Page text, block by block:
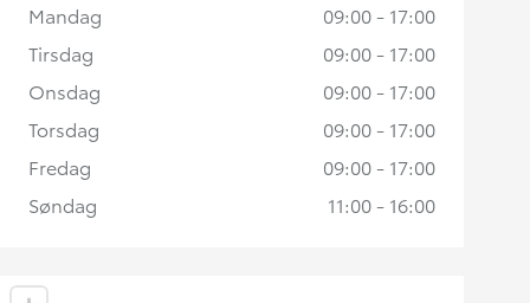
Mandag
09:00 - 17:00
Tirsdag
09:00 - 17:00
Onsdag
09:00 - 17:00
Torsdag
09:00 - 17:00
Fredag
09:00 - 17:00
Søndag
11:00 - 16:00